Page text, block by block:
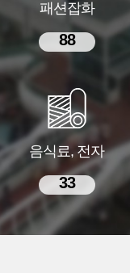
패션잡화
88
음식료, 전자
33